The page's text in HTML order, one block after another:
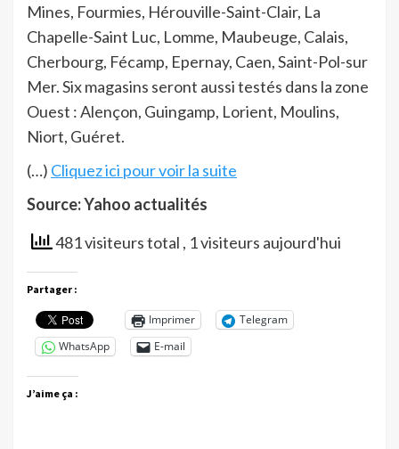
Mines, Fourmies, Hérouville-Saint-Clair, La
Chapelle-Saint Luc, Lomme, Maubeuge, Calais,
Cherbourg, Fécamp, Epernay, Caen, Saint-Pol-sur
Mer. Six magasins seront aussi testés dans la zone
Ouest : Alençon, Guingamp, Lorient, Moulins,
Niort, Guéret.
(…) Cliquez ici pour voir la suite
Source: Yahoo actualités
481 visiteurs total , 1 visiteurs aujourd'hui
Partager :
Imprimer
Telegram
WhatsApp
E-mail
J’aime ça :